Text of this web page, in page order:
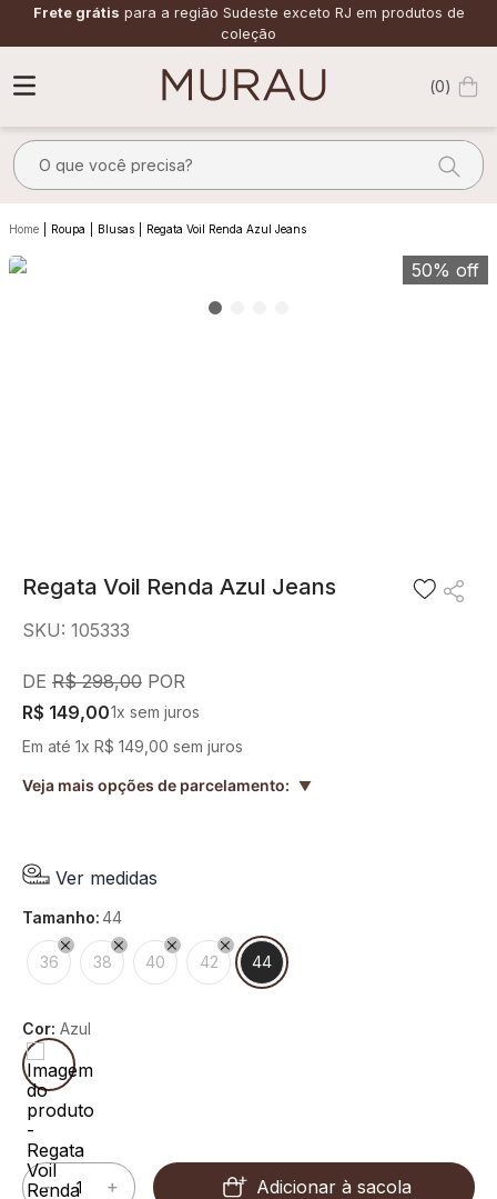
Frete grátis para a região Sudeste exceto RJ em produtos de
coleção
0
O que você precisa?
Roupa Blusas Regata Voil Renda Azul Jeans
50% off
Regata Voil Renda Azul Jeans
SKU: 105333
R$ 298,00
R$ 149,001x sem juros
Em até 1x R$ 149 00 sem juros
Veja mais opções de parcelamento: ▲
Ver medidas
tamanho:44
36 38 40 42 44
Cor: Azul
＋
－ Adicionar à sacola
10º pesponto verde sage